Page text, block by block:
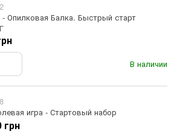
- Опилковая Балка. Быстрый старт
В наличии
игра - Стартовый набор
грн